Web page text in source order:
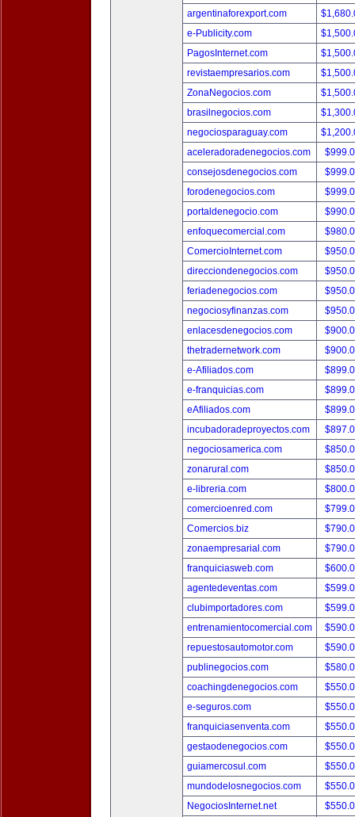
argentinaforexport.com
e-Publicity.com
PagosInternet.com
revistaempresarios.com
ZonaNegocios.com
brasilnegocios.com
negociosparaguay.com
aceleradoradenegocios.com
consejosdenegocios.com
forodenegocios.com
portaldenegocio.com
enfoquecomercial.com
ComercioInternet.com
direcciondenegocios.com
feriadenegocios.com
negociosyfinanzas.com
enlacesdenegocios.com
thetradernetwork.com
e-Afiliados.com
e-franquicias.com
eAfiliados.com
incubadoradeproyectos.com
negociosamerica.com
zonarural.com
e-libreria.com
comercioenred.com
Comercios.biz
zonaempresarial.com
franquiciasweb.com
agentedeventas.com
clubimportadores.com
entrenamientocomercial.com
repuestosautomotor.com
publinegocios.com
coachingdenegocios.com
e-seguros.com
franquiciasenventa.com
gestaodenegocios.com
guiamercosul.com
mundodelosnegocios.com
NegociosInternet.net